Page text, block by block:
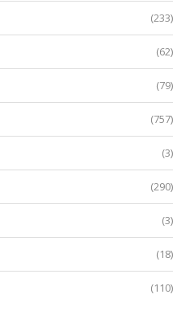
(233)
(62)
(79)
(757)
(3)
(290)
(3)
(18)
(110)